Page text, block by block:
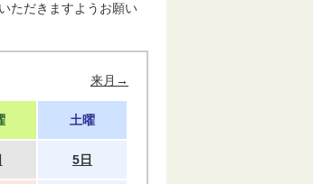
ただきますようお願い
来月→
土曜
5日